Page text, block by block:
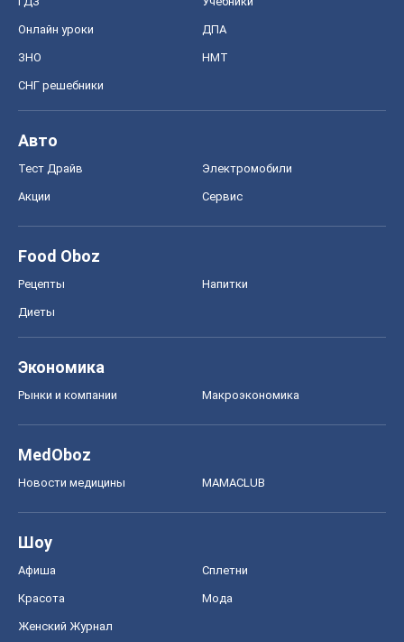
Онлайн уроки ДПА
ЗНО НМТ
СНГ решебники
Авто
Тест Драйв Электромобили
Акции Сервис
Food Oboz
Рецепты Напитки
Диеты
Экономика
Рынки и компании Mакроэкономика
MedOboz
Новости медицины MAMACLUB
Шоу
Афиша Сплетни
Красота Мода
Женский Журнал